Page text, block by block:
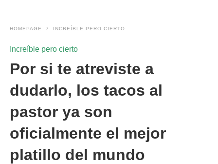
HOMEPAGE INCREÍBLE PERO CIERTO
Increíble pero cierto
Por si te atreviste a
dudarlo, los tacos al
pastor ya son
oficialmente el mejor
platillo del mundo